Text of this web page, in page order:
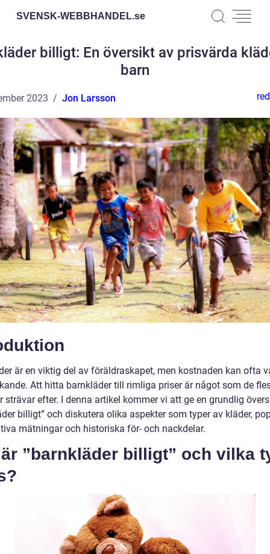
SVENSK-WEBBHANDEL.se
billigt: En översikt av prisvärda
barn
2023 Jon Larsson
är en viktig del av föräldraskapet, men kostnaden kan ofta
Att hitta barnkläder till rimliga priser är något som de
strävar efter. I denna artikel kommer vi att ge en grundlig
billigt” och diskutera olika aspekter som typer av kläder,
mätningar och historiska för- och nackdelar.
”barnkläder billigt” och vilka